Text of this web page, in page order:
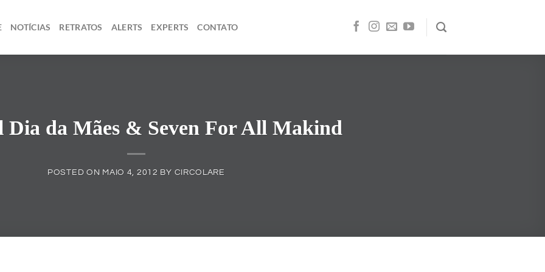
NOTÍCIAS RETRATOS ALERTS EXPERTS CONTATO
Dia da Mães & Seven For All Makind
POSTED ON MAIO 4, 2012 BY CIRCOLARE